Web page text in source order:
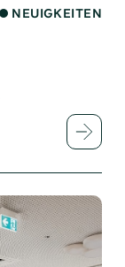
NEUIGKEITEN